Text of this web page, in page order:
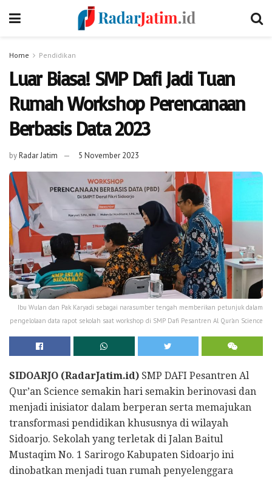
Home Pendidikan
Luar Biasa! SMP Dafi Jadi Tuan
Rumah Workshop Perencanaan
Berbasis Data 2023
byRadar Jatim 5 November 2023
Ibu Wulan dan Pak Karyadi sebagai narasumber tengah memberikan petunjuk dalam
pengelolaan data rapot sekolah saat workshop di SMP Dafi Pesantren Al Qur'an Science
SIDOARJO (RadarJatim.id) SMP DAFI Pesantren Al
Qur’an Science semakin hari semakin berinovasi dan
menjadi inisiator dalam berperan serta memajukan
transformasi pendidikan khususnya di wilayah
Sidoarjo. Sekolah yang terletak di Jalan Baitul
Mustaqim No. 1 Sarirogo Kabupaten Sidoarjo ini
dinobatkan menjadi tuan rumah penyelenggara